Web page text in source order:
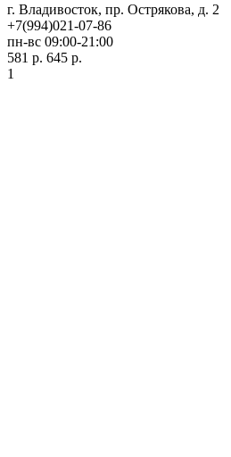
г. Владивосток, пр. Острякова, д. 2
+7(994)021-07-86
пн-вс 09:00-21:00
581 р. 645 р.
1